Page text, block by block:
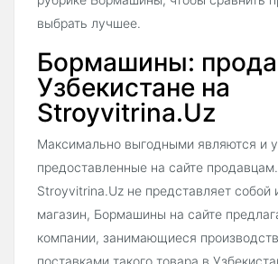
выбрать лучшее.
Бормашины:
Узбекистане на
Stroyvitrina.Uz
Максимально выгодными являются и
предоставленные на сайте
Stroyvitrina.Uz не представляет собой
магазин, Бормашины на сайте
компании, занимающиеся